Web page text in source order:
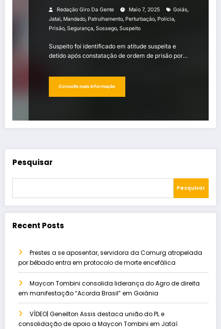
patrulhamento
Redação Giro Da Gente Maio 7, 2025 Goiás,
Jataí, Mandado, Patrulhamento, Perturbação, Polícia,
Prisão, Segurança, Sossego, Suspeito
Suspeito foi identificado em atitude suspeita e
detido após constatação de ordem de prisão por…
Consulte mais informação
Pesquisar
Pesquisar
Recent Posts
Prestes a se aposentar, servidora da Comurg atropelada
por bêbado entra em protocolo de morte encefálica
Maycon Tombini consolida liderança do Agro de direita
em manifestação “Acorda Brasil” em Goiânia
VÍDEO| Geneilton Assis destaca união do PL e
consolidação de apoio a Maycon Tombini em Jataí